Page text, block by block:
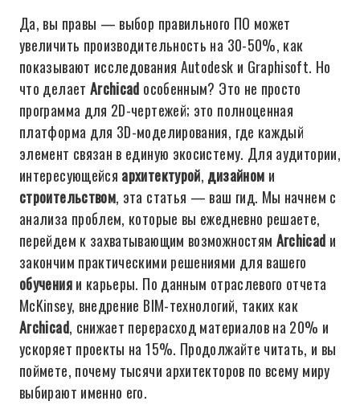
Да, вы правы — выбор правильного ПО может
увеличить производительность на 30-50%, как
показывают исследования Autodesk и Graphisoft. Но
что делает Archicad особенным? Это не просто
программа для 2D-чертежей; это полноценная
платформа для 3D-моделирования, где каждый
элемент связан в единую экосистему. Для аудитории,
интересующейся архитектурой, дизайном и
строительством, эта статья — ваш гид. Мы начнем с
анализа проблем, которые вы ежедневно решаете,
перейдем к захватывающим возможностям Archicad и
закончим практическими решениями для вашего
обученияи карьеры. По данным отраслевого отчета
McKinsey, внедрение BIM-технологий, таких как
Archicad, снижает перерасход материалов на 20% и
ускоряет проекты на 15%. Продолжайте читать, и вы
поймете, почему тысячи архитекторов по всему миру
выбирают именно его.